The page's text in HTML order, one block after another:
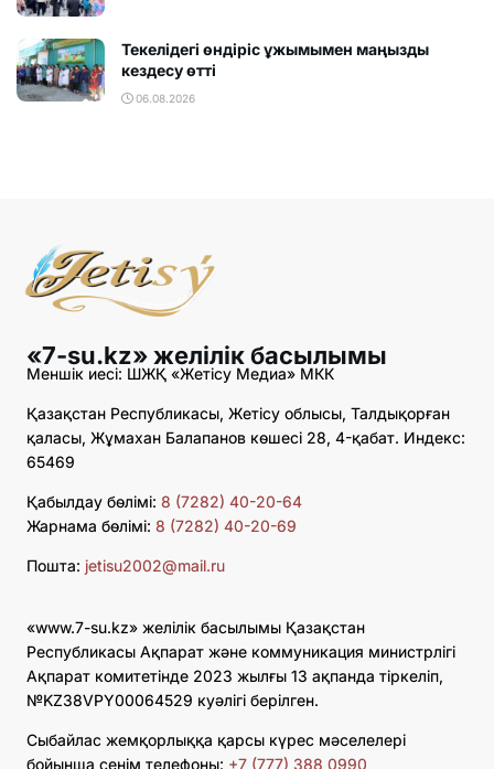
Текелідегі өндіріс ұжымымен маңызды
кездесу өтті
06.08.2026
«7-su.kz» желілік басылымы
Меншік иесі: ШЖҚ «Жетісу Медиа» МКК
Қазақстан Республикасы, Жетісу облысы, Талдықорған
қаласы, Жұмахан Балапанов көшесі 28, 4-қабат. Индекс:
65469
Қабылдау бөлімі: 8 (7282) 40-20-64
Жарнама бөлімі: 8 (7282) 40-20-69
Пошта: jetisu2002@mail.ru
«www.7-su.kz» желілік басылымы Қазақстан
Республикасы Ақпарат және коммуникация министрлігі
Ақпарат комитетінде 2023 жылғы 13 ақпанда тіркеліп,
№KZ38VPY00064529 куәлігі берілген.
Сыбайлас жемқорлыққа қарсы күрес мәселелері
бойынша сенім телефоны: +7 (777) 388 0990